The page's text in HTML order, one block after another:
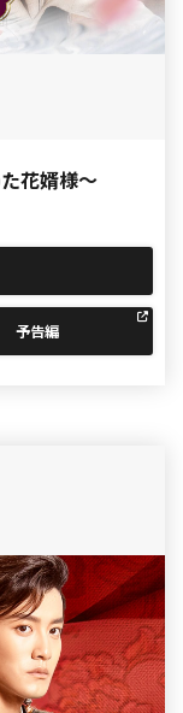
花婿様～
予告編